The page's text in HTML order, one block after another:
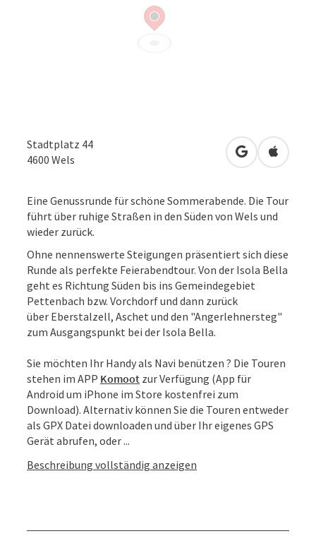
Stadtplatz 44
4600 Wels in Google
in
Eine Genussrunde für schöne Sommerabende. Die Tour
führt über ruhige Straßen in den Süden von Wels und
wieder zurück.
Ohne nennenswerte Steigungen präsentiert sich diese
Runde als perfekte Feierabendtour. Von der Isola Bella
geht es Richtung Süden bis ins Gemeindegebiet
Pettenbach bzw. Vorchdorf und dann zurück
über Eberstalzell, Aschet und den "Angerlehnersteg"
zum Ausgangspunkt bei der Isola Bella.
Sie möchten Ihr Handy als Navi benützen ? Die Touren
stehen im APP Komoot zur Verfügung (App für
Android um iPhone im Store kostenfrei zum
Download). Alternativ können Sie die Touren entweder
als GPX Datei downloaden und über Ihr eigenes GPS
Gerät abrufen, oder ...
Beschreibung vollständig anzeigen